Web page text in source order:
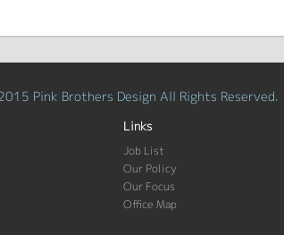
Pink Brothers Design All Rights Reserved.
Links
Job List
Our Policy
Our Focus
Office Map